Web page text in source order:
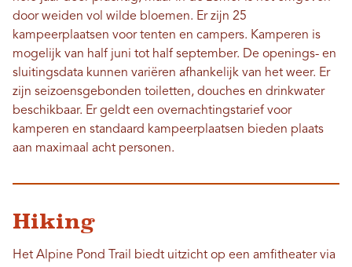
door weiden vol wilde bloemen. Er zijn 25
kampeerplaatsen voor tenten en campers. Kamperen is
mogelijk van half juni tot half september. De openings- en
sluitingsdata kunnen variëren afhankelijk van het weer. Er
zijn seizoensgebonden toiletten, douches en drinkwater
beschikbaar. Er geldt een overnachtingstarief voor
kamperen en standaard kampeerplaatsen bieden plaats
aan maximaal acht personen.
Hiking
Het Alpine Pond Trail biedt uitzicht op een amfitheater via